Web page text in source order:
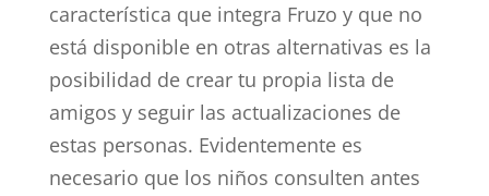
característica que integra Fruzo y que no
está disponible en otras alternativas es la
posibilidad de crear tu propia lista de
amigos y seguir las actualizaciones de
estas personas. Evidentemente es
necesario que los niños consulten antes